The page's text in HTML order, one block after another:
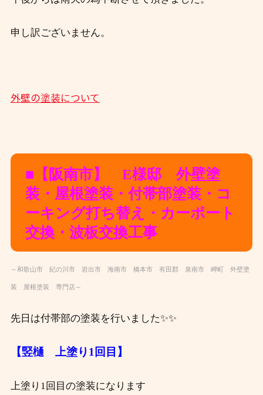
申し訳ございません。
外壁の塗装について
■【阪南市】 E様邸 外壁塗
装・屋根塗装・付帯部塗装・コ
ーキング打ち替え・カーポート
交換・波板交換工事
～和歌山市 紀の川市 岩出市 海南市 橋本市 有田郡 泉南市 岬町 外壁塗
装 屋根塗装 専門店～
先日は付帯部の塗装を行いました✨✨
【竪樋 上塗り1回目】
上塗り1回目の塗装になります